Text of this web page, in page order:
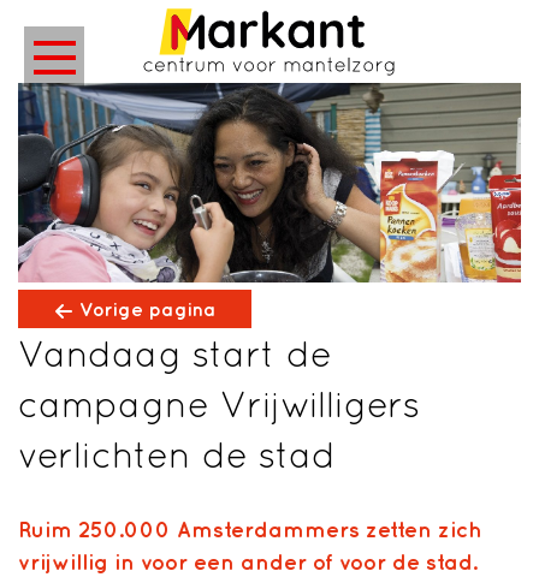
Vorige pagina
Vandaag start de
campagne Vrijwilligers
verlichten de stad
Ruim 250.000 Amsterdammers zetten zich
vrijwillig in voor een ander of voor de stad.